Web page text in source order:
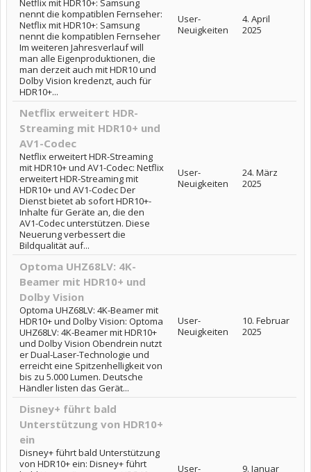
Netflix mit HDR10+: Samsung
nennt die kompatiblen Fernseher:
Netflix mit HDR10+: Samsung
nennt die kompatiblen Fernseher
Im weiteren Jahresverlauf will
man alle Eigenproduktionen, die
man derzeit auch mit HDR10 und
Dolby Vision kredenzt, auch für
HDR10+...
User-
Neuigkeiten
4. April
2025
Netflix erweitert HDR-
Streaming mit HDR10+ und
AV1-Codec
Netflix erweitert HDR-Streaming
mit HDR10+ und AV1-Codec: Netflix
erweitert HDR-Streaming mit
HDR10+ und AV1-Codec Der
Dienst bietet ab sofort HDR10+-
Inhalte für Geräte an, die den
AV1-Codec unterstützen. Diese
Neuerung verbessert die
Bildqualität auf...
User-
Neuigkeiten
24. März
2025
Optoma UHZ68LV: 4K-
Beamer mit HDR10+ und
Dolby Vision
Optoma UHZ68LV: 4K-Beamer mit
HDR10+ und Dolby Vision: Optoma
UHZ68LV: 4K-Beamer mit HDR10+
und Dolby Vision Obendrein nutzt
er Dual-Laser-Technologie und
erreicht eine Spitzenhelligkeit von
bis zu 5.000 Lumen. Deutsche
Händler listen das Gerät...
User-
Neuigkeiten
10. Februar
2025
Disney+ führt bald
Unterstützung von HDR10+
ein
Disney+ führt bald Unterstützung
von HDR10+ ein: Disney+ führt
User-
9. Januar